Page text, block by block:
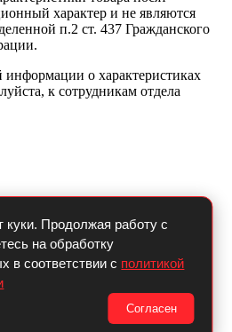
характер и не являются
п.2 ст. 437 Гражданского
о характеристиках
к сотрудникам отдела
куки. Продолжая работу с
на обработку
в соответствии с политикой
Согласен